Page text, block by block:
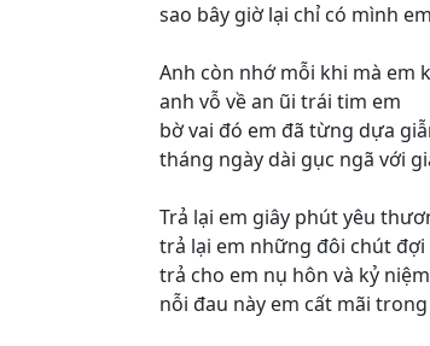
sao bây giờ lại chỉ có mình em
Anh còn nhớ mỗi khi mà em
anh vỗ về an ũi trái tim em
bờ vai đó em đã từng dựa
tháng ngày dài gục ngã với
Trả lại em giây phút yêu
trả lại em những đôi chút đợi
trả cho em nụ hôn và kỷ niệm
nỗi đau này em cất mãi